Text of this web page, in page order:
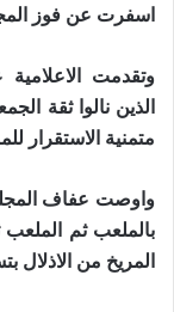
اسفرت عن فوز
وتقدمت
الذين نالوا ثقة
متمنية الاستقرار
واوصت عفاف
بالملعب ثم
المريخ من الاذلال